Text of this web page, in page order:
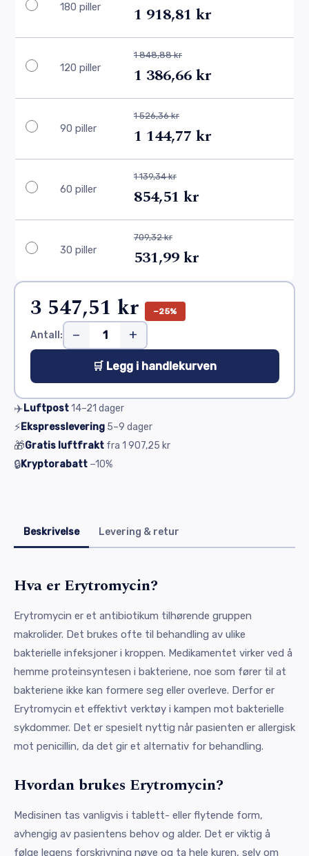
180 piller 1 918,81 kr
120 piller
1 848,88 kr
1 386,66 kr
90 piller
1 526,36 kr
1 144,77 kr
60 piller
1 139,34 kr
854,51 kr
30 piller
709,32 kr
531,99 kr
3 547,51 kr −25%
Antall: − +
🛒 Legg i handlekurven
✈️Luftpost14–21 dager
⚡Ekspresslevering 5–9 dager
🎁Gratis luftfrakt fra 1 907,25 kr
🔒Kryptorabatt −10%
Beskrivelse Levering & retur
Hva er Erytromycin?
Erytromycin er et antibiotikum tilhørende gruppen
makrolider. Det brukes ofte til behandling av ulike
bakterielle infeksjoner i kroppen. Medikamentet virker ved å
hemme proteinsyntesen i bakteriene, noe som fører til at
bakteriene ikke kan formere seg eller overleve. Derfor er
Erytromycin et effektivt verktøy i kampen mot bakterielle
sykdommer. Det er spesielt nyttig når pasienten er allergisk
mot penicillin, da det gir et alternativ for behandling.
Hvordan brukes Erytromycin?
Medisinen tas vanligvis i tablett- eller flytende form,
avhengig av pasientens behov og alder. Det er viktig å
følge legens forskrivning nøye og ta hele kuren, selv om